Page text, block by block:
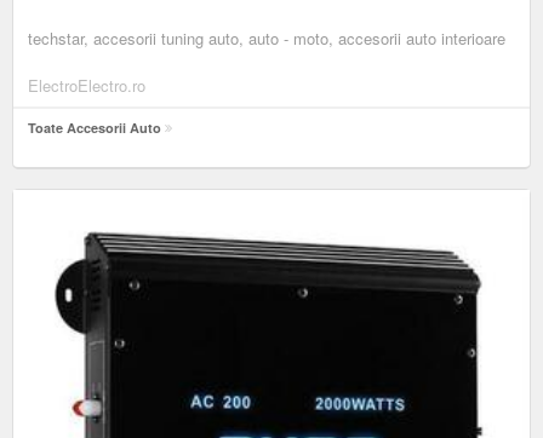
techstar, accesorii tuning auto, auto - moto, accesorii auto interioare
ElectroElectro.ro
Toate Accesorii Auto